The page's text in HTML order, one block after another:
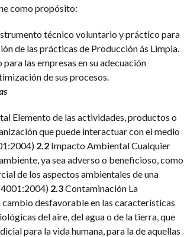
como propósito:
técnico voluntario y práctico para
de las prácticas de Producción ás Limpia.
las empresas en su adecuación
de sus procesos.
Elemento de las actividades, productos o
que puede interactuar con el medio
2.2 Impacto AmbientalCualquier
ya sea adverso o beneficioso, como
de los aspectos ambientales de una
2.3Contaminación La
cambio desfavorable en las características
del aire, del agua o de la tierra, que
para la vida humana, para la de aquellas